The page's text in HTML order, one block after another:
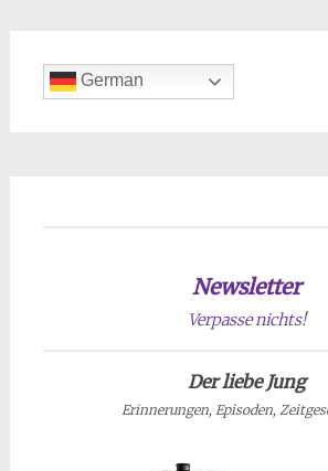
German
Newsletter
Verpasse nichts!
Der liebe Jung
Erinnerungen, Episoden,